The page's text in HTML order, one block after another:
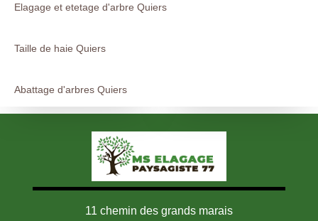
Elagage et etetage d'arbre Quiers
Taille de haie Quiers
Abattage d'arbres Quiers
11 chemin des grands marais